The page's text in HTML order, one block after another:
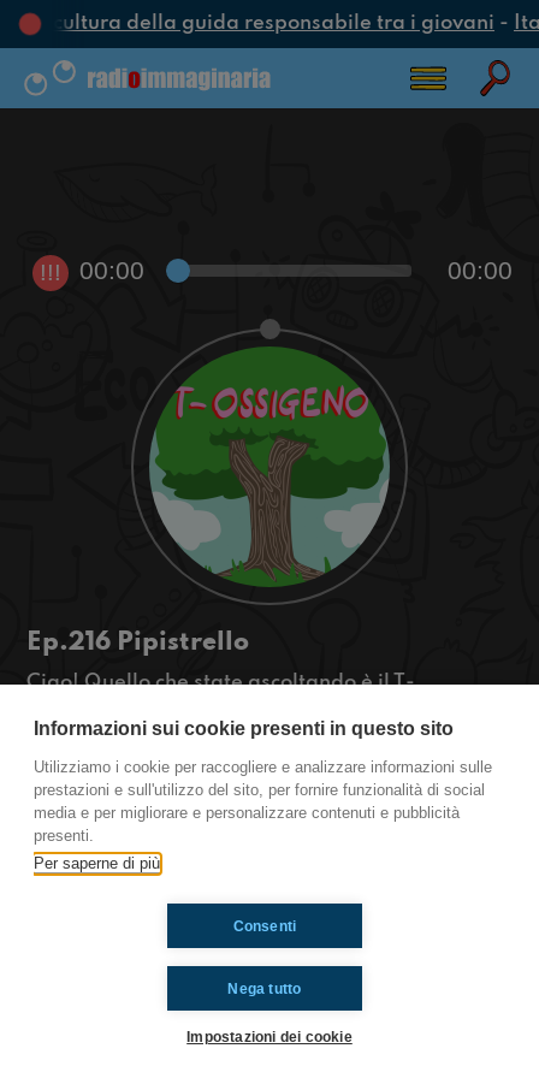
cultura della guida responsabile tra i giovani-
!!! 00:00 00:00
Ep.216 Pipistrello
Ciao! Quello che state ascoltando è il T-
Radioimmaginaria in cui vi parlo di ambiente,
natura e animali. Oggi parleremo del pipistrello.
https://www.radioimmaginaria.it
Ti è piaciuto? Condividilo!
Informazioni sui cookie presenti in questo sito
Utilizziamo i cookie per raccogliere e analizzare informazioni sulle
prestazioni e sull'utilizzo del sito, per fornire funzionalità di social
media e per migliorare e personalizzare contenuti e pubblicità
presenti.
Per saperne di più
Nega tutto
Consenti
Impostazioni dei cookie